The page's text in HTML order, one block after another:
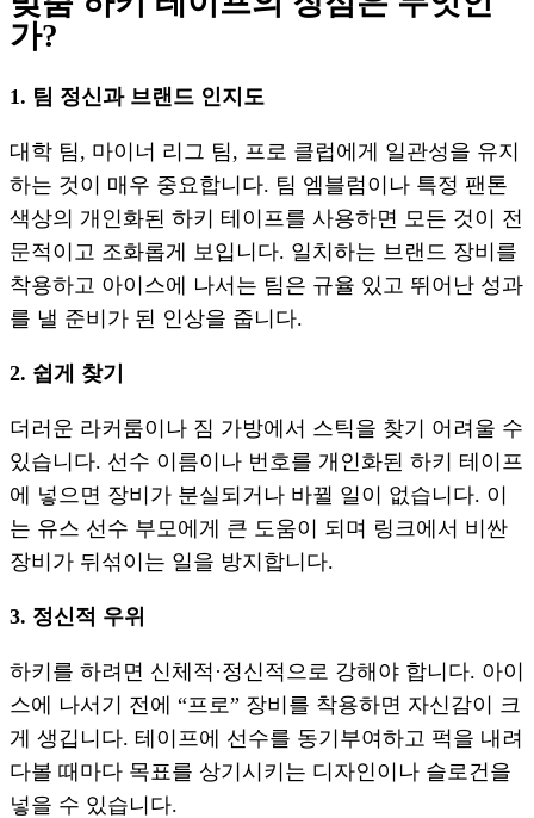
가?
1. 팀 정신과 브랜드 인지도
대학 팀, 마이너 리그 팀, 프로 클럽에게 일관성을 유지
하는 것이 매우 중요합니다. 팀 엠블럼이나 특정 팬톤
색상의 개인화된 하키 테이프를 사용하면 모든 것이 전
문적이고 조화롭게 보입니다. 일치하는 브랜드 장비를
착용하고 아이스에 나서는 팀은 규율 있고 뛰어난 성과
를 낼 준비가 된 인상을 줍니다.
2. 쉽게 찾기
더러운 라커룸이나 짐 가방에서 스틱을 찾기 어려울 수
있습니다. 선수 이름이나 번호를 개인화된 하키 테이프
에 넣으면 장비가 분실되거나 바뀔 일이 없습니다. 이
는 유스 선수 부모에게 큰 도움이 되며 링크에서 비싼
장비가 뒤섞이는 일을 방지합니다.
3. 정신적 우위
하키를 하려면 신체적·정신적으로 강해야 합니다. 아이
스에 나서기 전에 “프로” 장비를 착용하면 자신감이 크
게 생깁니다. 테이프에 선수를 동기부여하고 퍽을 내려
다볼 때마다 목표를 상기시키는 디자인이나 슬로건을
넣을 수 있습니다.